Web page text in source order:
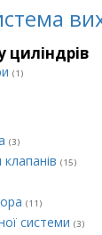
циліндрів
(1)
(3)
(15)
(11)
системи (3)